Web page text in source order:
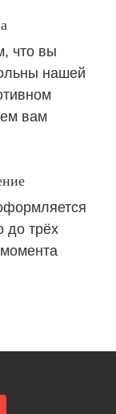
что вы
нашей
вам
до трёх